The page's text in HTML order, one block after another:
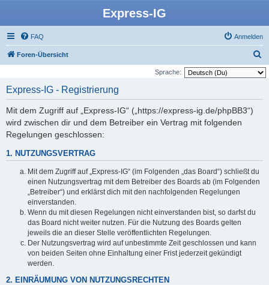
Express-IG
FAQ Anmelden
Foren-Übersicht
u
Sprache:
Express-IG - Registrierung
Mit dem Zugriff auf „Express-IG“ („https://express-ig.de/phpBB3“)
wird zwischen dir und dem Betreiber ein Vertrag mit folgenden
Regelungen geschlossen:
1. NUTZUNGSVERTRAG
Mit dem Zugriff auf „Express-IG“ (im Folgenden „das Board“) schließt du
einen Nutzungsvertrag mit dem Betreiber des Boards ab (im Folgenden
„Betreiber“) und erklärst dich mit den nachfolgenden Regelungen
einverstanden.
Wenn du mit diesen Regelungen nicht einverstanden bist, so darfst du
das Board nicht weiter nutzen. Für die Nutzung des Boards gelten
jeweils die an dieser Stelle veröffentlichten Regelungen.
Der Nutzungsvertrag wird auf unbestimmte Zeit geschlossen und kann
von beiden Seiten ohne Einhaltung einer Frist jederzeit gekündigt
werden.
2. EINRÄUMUNG VON NUTZUNGSRECHTEN